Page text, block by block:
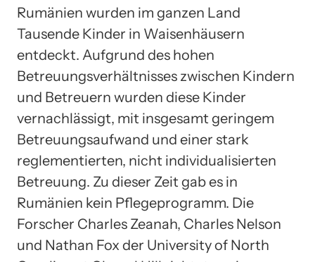
Rumänien wurden im ganzen Land
Tausende Kinder in Waisenhäusern
entdeckt. Aufgrund des hohen
Betreuungsverhältnisses zwischen Kindern
und Betreuern wurden diese Kinder
vernachlässigt, mit insgesamt geringem
Betreuungsaufwand und einer stark
reglementierten, nicht individualisierten
Betreuung. Zu dieser Zeit gab es in
Rumänien kein Pflegeprogramm. Die
Forscher Charles Zeanah, Charles Nelson
und Nathan Fox der University of North